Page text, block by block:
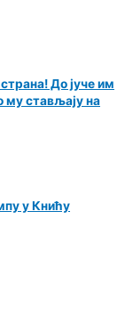
До јуче им
му стављају на
у Книћу